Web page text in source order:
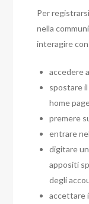
Per
nella
interagire
accedere
spostare
home
premere
entrare
digitare
appositi
degli
accettare